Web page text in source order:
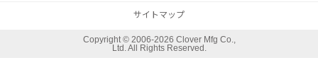
サイトマップ
Copyright © 2006-2026 Clover Mfg Co.,
Ltd. All Rights Reserved.